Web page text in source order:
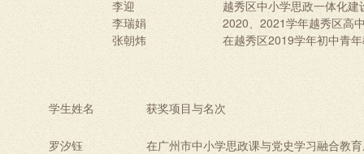
李迎
越秀区中小学思政一体化
李瑞娟
2020、2021学年越秀区高
张朝炜
在越秀区2019学年初中青
学生姓名 获奖项目与名次
罗汐钰 在广州市中小学思政课与党史学习融合教